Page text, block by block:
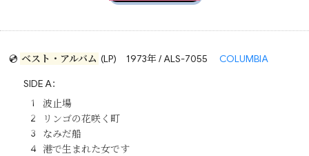
💿 ベスト・アルバム (LP)1973年 / ALS-7055
COLUMBIA
SIDE A：
波止場
リンゴの花咲く町
なみだ船
港で生まれた女です